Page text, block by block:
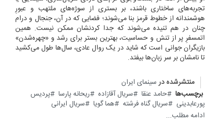
تجربه‌های ساختاری باشند، بر بستری از سوژه‌های ملتهب و عبورِ
هوشمندانه از خطوط قرمز بنا می‌شوند؛ فضایی که در آن، جنجال و درام
چنان در هم تنیده می‌شوند که جدا کردنشان ممکن نیست. همین
اتمسفرِ پر از تنش و حساسیت، بهترین بستر برای رشد و «چهره‌شدن»
بازیگران جوانی است که شاید در یک روال عادی، سال‌ها طول می‌کشید
تا نامشان بر سر زبان‌ها بیفتد.
منتشرشده در سینمای ایران
برچسب‌ها
حامد عنقا سریال آقازاده ریحانه پارسا
پردیس
پورعابدینی
سریال گناه فرشته هما گویا
سریال ایرانی
ادامه مطلب...